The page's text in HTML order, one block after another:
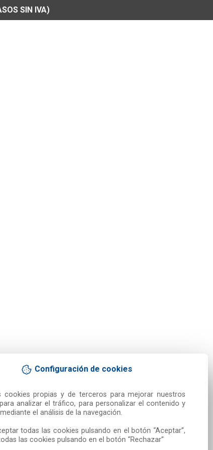
Configuración de cookies
cookies propias y de terceros para mejorar nuestros
analizar el tráfico, para personalizar el contenido y
el análisis de la navegación.
todas las cookies pulsando en el botón “Aceptar”,
las cookies pulsando en el botón “Rechazar”
SIN IVA)